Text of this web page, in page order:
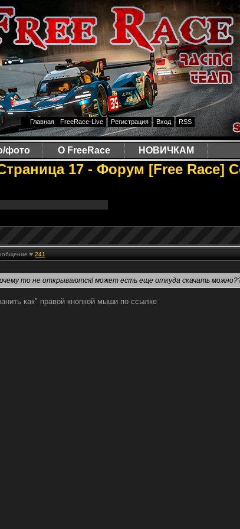
Главная FreeRace-Live Регистрация Вход RSS
фото О FreeRace НОВИЧКАМ
17 - Форум [Free Race]
# 241
то не открываются! может есть еще откуда скачать
как" правой кнопкой мыши по ссылке